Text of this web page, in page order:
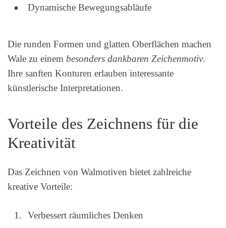
Dynamische Bewegungsabläufe
Die runden Formen und glatten Oberflächen machen
Wale zu einem besonders dankbaren Zeichenmotiv.
Ihre sanften Konturen erlauben interessante
künstlerische Interpretationen.
Vorteile des Zeichnens für die
Kreativität
Das Zeichnen von Walmotiven bietet zahlreiche
kreative Vorteile:
Verbessert räumliches Denken